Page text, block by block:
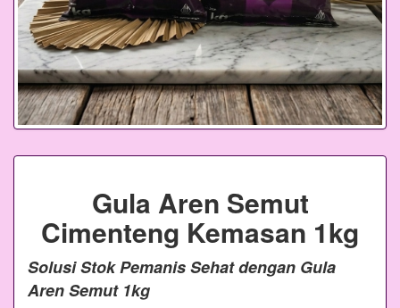
Gula Aren Semut
Cimenteng Kemasan 1kg
Solusi Stok Pemanis Sehat dengan Gula
Aren Semut 1kg